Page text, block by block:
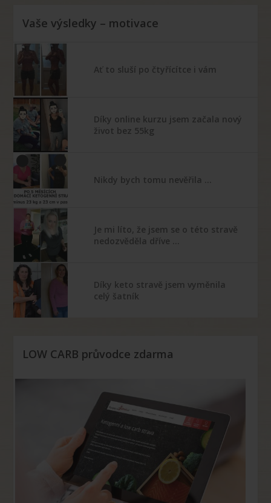
Vaše výsledky – motivace
Ať to sluší po čtyřícítce i vám
Díky online kurzu jsem začala nový
život bez 55kg
Nikdy bych tomu nevěřila …
Je mi líto, že jsem se o této stravě
nedozvěděla dříve …
Díky keto stravě jsem vyměnila
celý šatník
LOW CARB průvodce zdarma